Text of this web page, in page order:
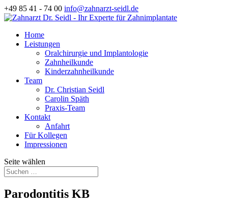
+49 85 41 - 74 00 info@zahnarzt-seidl.de
Home
Leistungen
Oralchirurgie und Implantologie
Zahnheilkunde
Kinderzahnheilkunde
Team
Dr. Christian Seidl
Carolin Späth
Praxis-Team
Kontakt
Anfahrt
Für Kollegen
Impressionen
Seite wählen
Parodontitis KB